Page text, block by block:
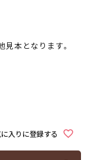
本となります。
入りに登録する